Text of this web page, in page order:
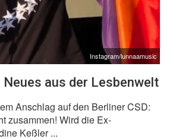
Instagram/lunnaamusic
Neues aus der Lesbenwelt
Anschlag auf den Berliner CSD:
zusammen! Wird die Ex-
Keßler ...